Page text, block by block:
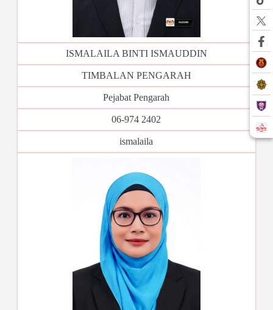
ISMALAILA BINTI ISMAUDDIN
TIMBALAN PENGARAH
Pejabat Pengarah
06-974 2402
ismalaila